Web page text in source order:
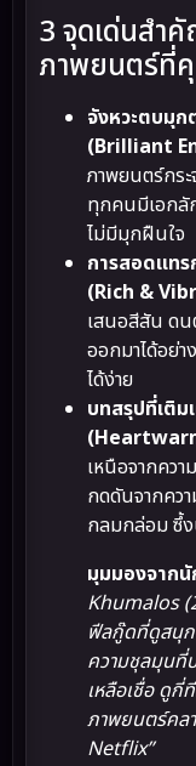
3 จุดเด่นสำ
ภาพยนตร์ที่
จังหวะตบมุก
(Brilliant
ภาพยนตร์กร
ทุกคนมีเอกลั
ไม่มีมุกฝืนใจ
การสอดแท
(Rich &
เสนอสีสัน ดน
ออกมาได้อย่า
ได้ง่าย
บทสรุปที่เติม
เหนือจากคว
กดดันจากคว
กลมกล่อม ซึ้ง
มุมมองจาก
Khumalos
ฟีลกู๊ดที่ดูสนุก
ความชุลมุนที่
เหลือเชื่อ ดูกี่
ภาพยนตร์คล
Netflix”